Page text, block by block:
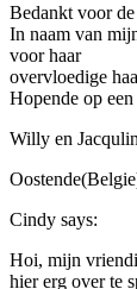
Bedankt voor
In naam van
voor haar
overvloedige
Hopende op
Willy en
Cindy says:
Hoi, mijn
hier erg over te